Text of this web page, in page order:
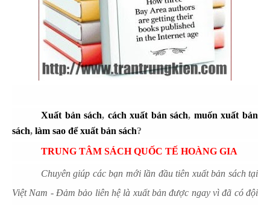
Xuất bản sách, cách xuất bản sách, muốn xuất bản
sách, làm sao để xuất bản sách?
TRUNG TÂM SÁCH QUỐC TẾ HOÀNG GIA
Chuyên giúp các bạn mới lần đầu tiên xuất bản sách tại
Việt Nam - Đảm bảo liên hệ là xuất bản được ngay vì đã có đội